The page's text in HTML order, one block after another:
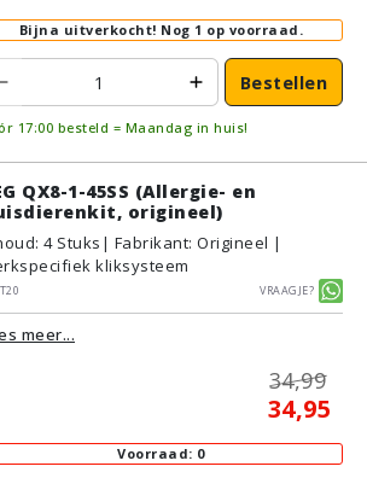
Bijna uitverkocht! Nog 1 op voorraad.
Bestellen
17:00 besteld = Maandag in huis!
QX8-1-45SS (Allergie- en
origineel)
: 4 Stuks | Fabrikant: Origineel |
kliksysteem
Vraagje?
meer...
34,99
34,95
Voorraad: 0